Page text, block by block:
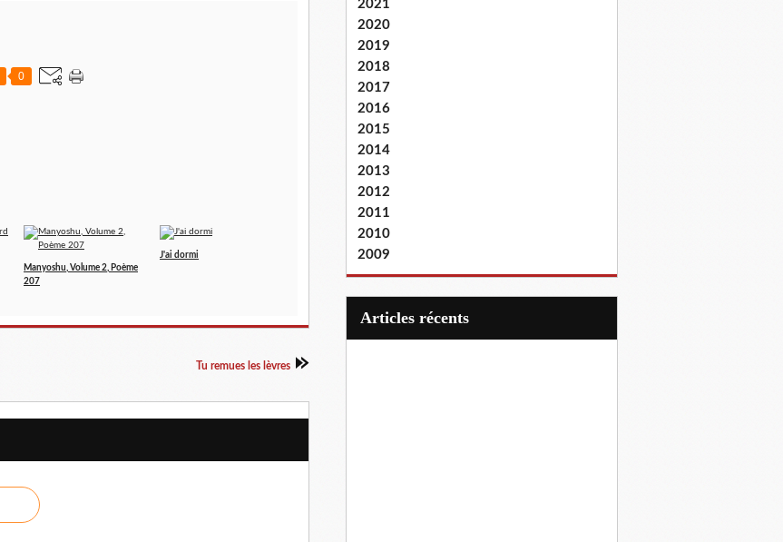
0
Manyoshu, Volume 2, Poème
207
J'ai dormi
Tu remues les lèvres
2021
2020
2019
2018
2017
2016
2015
2014
2013
2012
2011
2010
2009
articles récents